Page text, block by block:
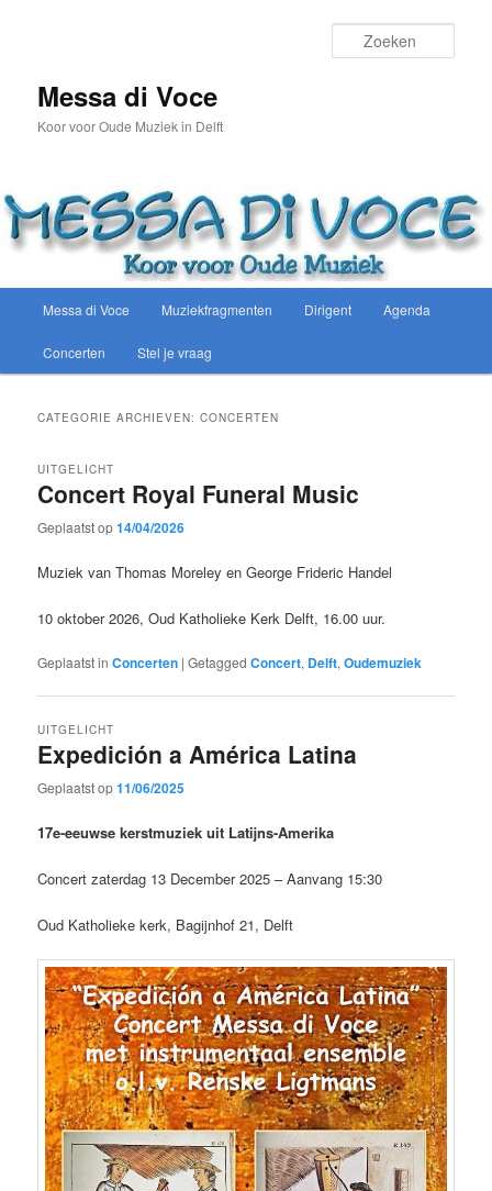
inhoud
inhoudMessa di Voce
Koor voor Oude Muziek in Delft
Messa di Voce Muziekfragmenten Dirigent Agenda
Concerten Stel je vraag
CATEGORIE ARCHIEVEN:CONCERTEN
Concert Royal Funeral Music
UITGELICHT
Geplaatst op14/04/2026
Muziek van Thomas Moreley en George Frideric Handel
10 oktober 2026, Oud Katholieke Kerk Delft, 16.00 uur.
Geplaatst in Concerten |Getagged Concert, Delft,Oudemuziek
Expedición a América Latina
UITGELICHT
Geplaatst op11/06/2025
17e-eeuwse kerstmuziek uit Latijns-Amerika
Concert zaterdag 13 December 2025 – Aanvang 15:30
Oud Katholieke kerk, Bagijnhof 21, Delft